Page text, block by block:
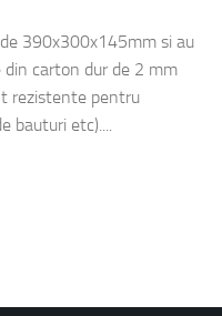
390x300x145mm si au
carton dur de 2 mm
rezistente pentru
etc)....